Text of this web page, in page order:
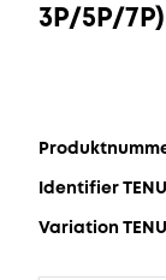
3P/5P/
Identifier
Variation